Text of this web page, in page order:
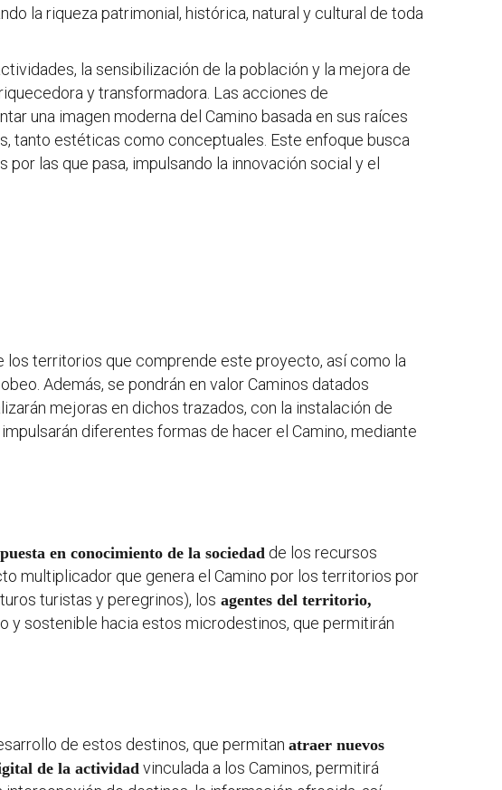
la riqueza patrimonial, histórica, natural y cultural de toda
la sensibilización de la población y la mejora de
y transformadora. Las acciones de
una imagen moderna del Camino basada en sus raíces
tanto estéticas como conceptuales. Este enfoque busca
las que pasa, impulsando la innovación social y el
los territorios que comprende este proyecto, así como la
Además, se pondrán en valor Caminos datados
mejoras en dichos trazados, con la instalación de
diferentes formas de hacer el Camino, mediante
puesta en conocimiento de la sociedad de los recursos
multiplicador que genera el Camino por los territorios por
turistas y peregrinos), los agentes del territorio,
y sostenible hacia estos microdestinos, que permitirán
de estos destinos, que permitan atraer nuevos
de la actividadvinculada a los Caminos, permitirá